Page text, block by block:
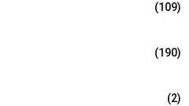
(109)
(190)
(2)